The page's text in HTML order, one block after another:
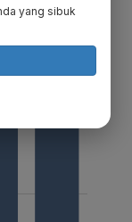
yang sibuk